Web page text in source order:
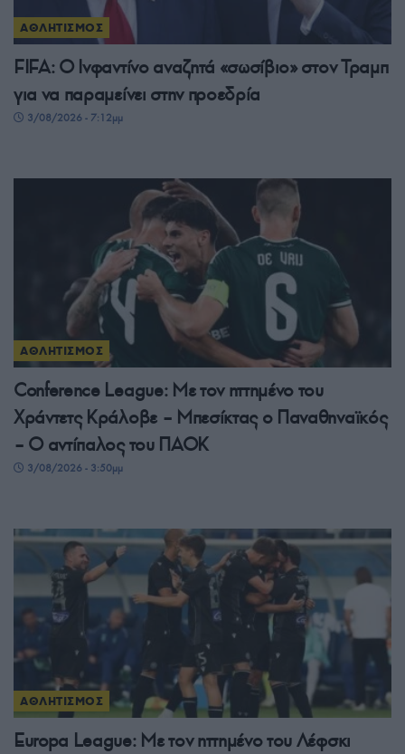
ΑΘΛΗΤΙΣΜΟΣ
FIFA: Ο Ινφαντίνο αναζητά «σωσίβιο» στον Τραμπ
για να παραμείνει στην προεδρία
3/08/2026 - 7:12μμ
ΑΘΛΗΤΙΣΜΟΣ
Conference League: Με τον ηττημένο του
Χράντετς Κράλοβε – Μπεσίκτας ο Παναθηναϊκός
– Ο αντίπαλος του ΠΑΟΚ
3/08/2026 - 3:50μμ
ΑΘΛΗΤΙΣΜΟΣ
Europa League: Με τον ηττημένο του Λέφσκι